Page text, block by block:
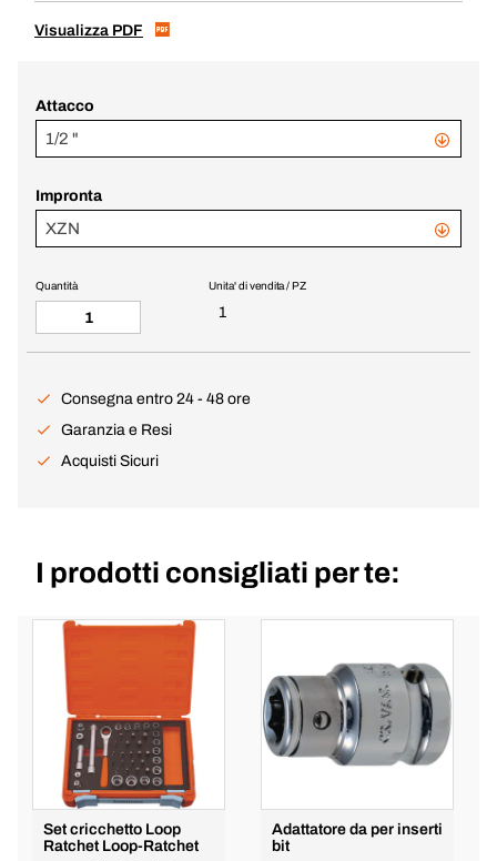
Visualizza PDF
Attacco
1/2 "
Impronta
XZN
Unita' di vendita / PZ
1
Quantità
Consegna entro 24 - 48 ore
Garanzia e Resi
Acquisti Sicuri
I prodotti consigliati per te:
Set cricchetto Loop
Ratchet Loop-Ratchet
Adattatore da per inserti
bit